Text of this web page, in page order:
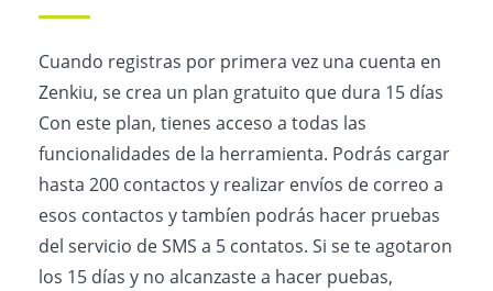
Cuando registras por primera vez una cuenta en
Zenkiu, se crea un plan gratuito que dura 15 días
Con este plan, tienes acceso a todas las
funcionalidades de la herramienta. Podrás cargar
hasta 200 contactos y realizar envíos de correo a
esos contactos y tambíen podrás hacer pruebas
del servicio de SMS a 5 contatos. Si se te agotaron
los 15 días y no alcanzaste a hacer puebas,